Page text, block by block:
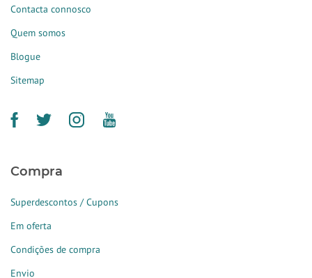
Contacta connosco
Quem somos
Blogue
Sitemap
Compra
Superdescontos / Cupons
Em oferta
Condições de compra
Envio